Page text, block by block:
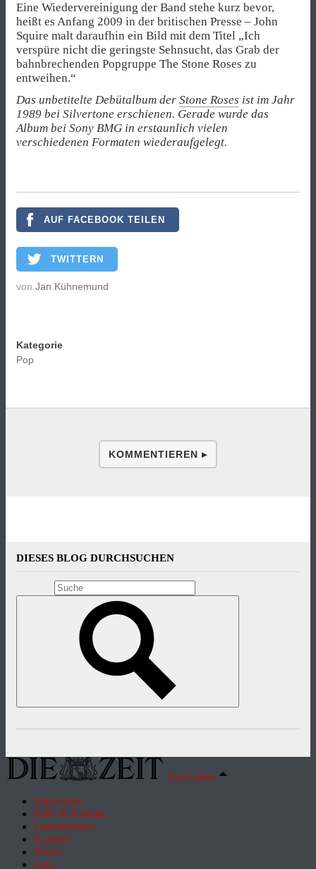
Eine Wiedervereinigung der Band stehe kurz bevor,
heißt es Anfang 2009 in der britischen Presse – John
Squire malt daraufhin ein Bild mit dem Titel „Ich
verspüre nicht die geringste Sehnsucht, das Grab der
bahnbrechenden Popgruppe The Stone Roses zu
entweihen.“
Das unbetitelte Debütalbum der Stone Roses ist im Jahr
1989 bei Silvertone erschienen. Gerade wurde das
Album bei Sony BMG in erstaunlich vielen
verschiedenen Formaten wiederaufgelegt.
AUF FACEBOOK TEILEN
TWITTERN
von Jan Kühnemund
Kategorie
Pop
KOMMENTIEREN ▸
DIESES BLOG DURCHSUCHEN
Nach oben
Impressum
Hilfe & Kontakt
Unternehmen
Karriere
Presse
Jobs